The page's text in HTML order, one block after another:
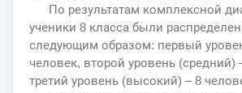
По результатам комплексной
ученики 8 класса были
следующим образом: первый
человек, второй уровень (средний)
третий уровень (высокий) – 8